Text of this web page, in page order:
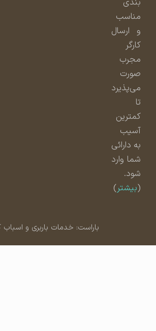
مناسب
و ارسال
مجرب
صورت
می‌پذیرد
کمترین
آسیب
به دارائی
شما وارد
شود.
بیشتر)
باراست: خدمات باربری و اسباب کشی